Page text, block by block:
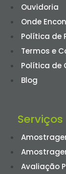
Ouvidoria
Onde
Política de
Termos e
Política de
Blog
Serviços
Avaliação